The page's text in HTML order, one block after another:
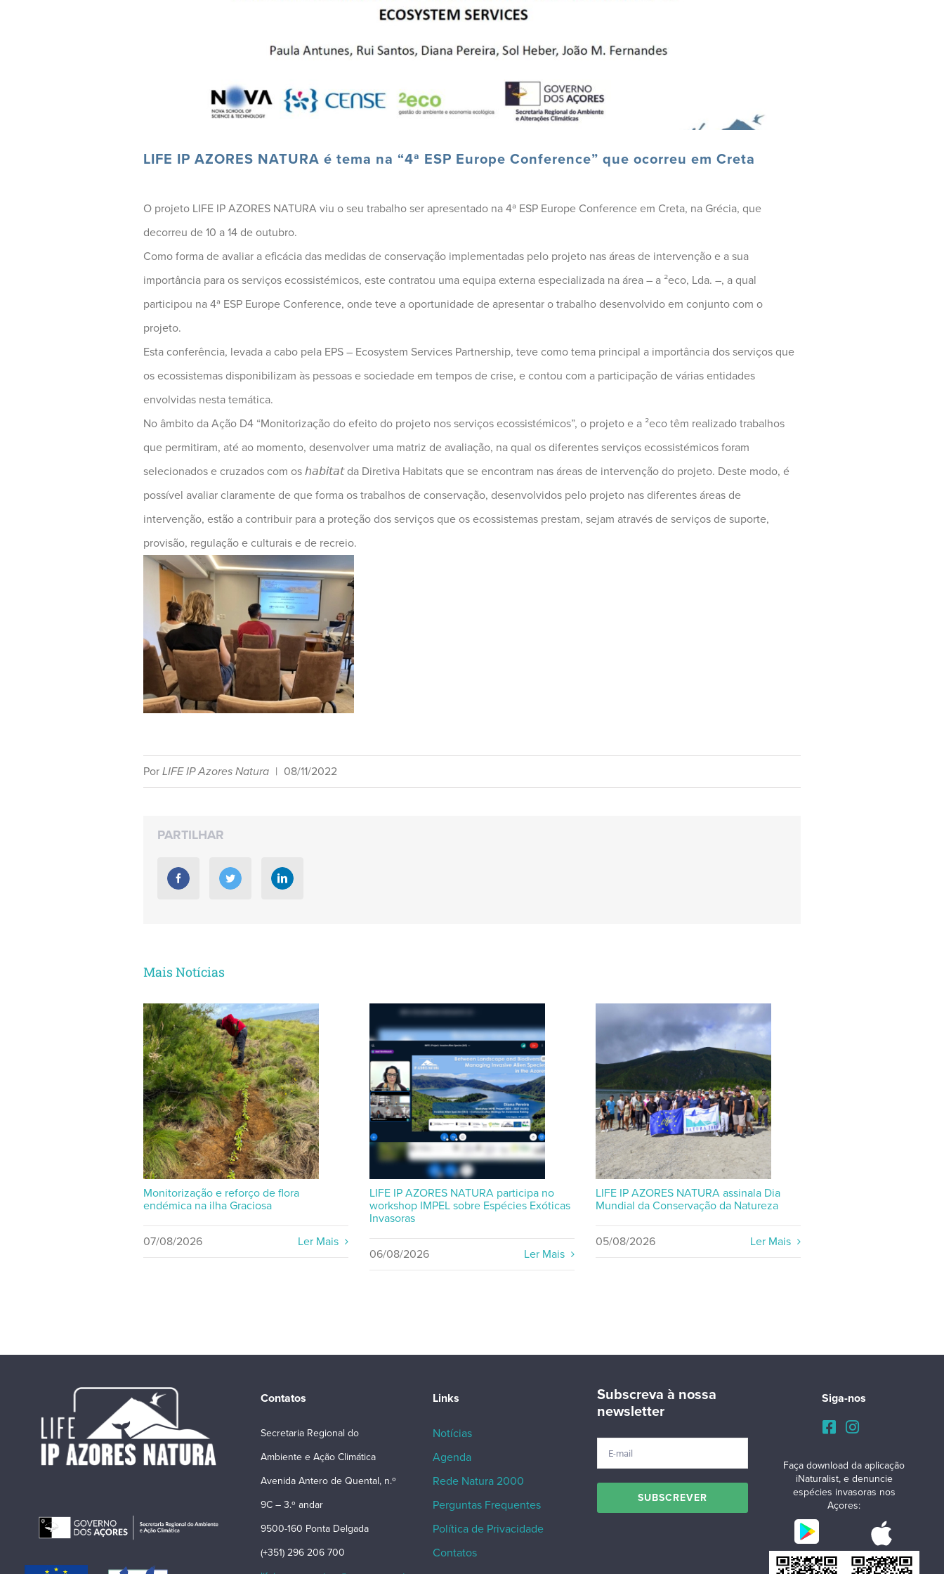
LIFE IP AZORES NATURA é tema na “4ª ESP Europe Conference” que ocorreu em Creta
O projeto LIFE IP AZORES NATURA viu o seu trabalho ser apresentado na 4ª ESP Europe Conference em Creta, na Grécia, que
decorreu de 10 a 14 de outubro.
Como forma de avaliar a eficácia das medidas de conservação implementadas pelo projeto nas áreas de intervenção e a sua
importância para os serviços ecossistémicos, este contratou uma equipa externa especializada na área – a ²eco, Lda. –, a qual
participou na 4ª ESP Europe Conference, onde teve a oportunidade de apresentar o trabalho desenvolvido em conjunto com o
projeto.
Esta conferência, levada a cabo pela EPS – Ecosystem Services Partnership, teve como tema principal a importância dos serviços que
os ecossistemas disponibilizam às pessoas e sociedade em tempos de crise, e contou com a participação de várias entidades
envolvidas nesta temática.
No âmbito da Ação D4 “Monitorização do efeito do projeto nos serviços ecossistémicos”, o projeto e a ²eco têm realizado trabalhos
que permitiram, até ao momento, desenvolver uma matriz de avaliação, na qual os diferentes serviços ecossistémicos foram
selecionados e cruzados com os 𝘩𝘢𝘣𝘪𝘵𝘢𝘵 da Diretiva Habitats que se encontram nas áreas de intervenção do projeto. Deste modo, é
possível avaliar claramente de que forma os trabalhos de conservação, desenvolvidos pelo projeto nas diferentes áreas de
intervenção, estão a contribuir para a proteção dos serviços que os ecossistemas prestam, sejam através de serviços de suporte,
provisão, regulação e culturais e de recreio.
PorLIFE IP Azores Natura | 08/11/2022
PARTILHAR
Mais Notícias
Monitorização e reforço de flora
endémica na ilha Graciosa
07/08/2026 Ler Mais
LIFE IP AZORES NATURA participa no
workshop IMPEL sobre Espécies Exóticas
Invasoras
06/08/2026 Ler Mais
LIFE IP AZORES NATURA assinala Dia
Mundial da Conservação da Natureza
05/08/2026 Ler Mais
Contatos
Secretaria Regional do
Ambiente e Ação Climática
Avenida Antero de Quental, n.º
9C – 3.º andar
9500-160 Ponta Delgada
(+351) 296 206 700
Links
Notícias
Agenda
Rede Natura 2000
Perguntas Frequentes
Política de Privacidade
Contatos
Subscreva à nossa
newsletter
Siga-nos
Faça download da aplicação
iNaturalist, e denuncie
espécies invasoras nos
Açores: